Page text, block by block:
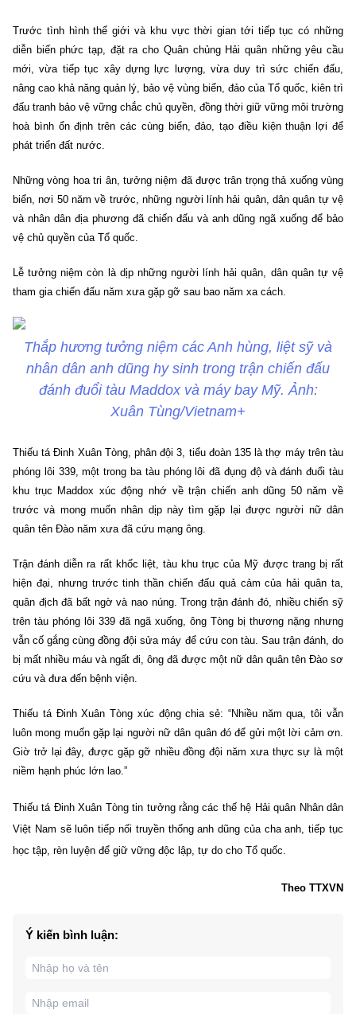
Trước tình hình thế giới và khu vực thời gian tới tiếp tục có những
diễn biến phức tạp, đặt ra cho Quân chủng Hải quân những yêu cầu
mới, vừa tiếp tục xây dựng lực lượng, vừa duy trì sức chiến đấu,
nâng cao khả năng quản lý, bảo vệ vùng biển, đảo của Tổ quốc, kiên trì
đấu tranh bảo vệ vững chắc chủ quyền, đồng thời giữ vững môi trường
hoà bình ổn định trên các cùng biển, đảo, tạo điều kiện thuận lợi để
phát triển đất nước.
Những vòng hoa tri ân, tưởng niệm đã được trân trọng thả xuống vùng
biển, nơi 50 năm về trước, những người lính hải quân, dân quân tự vệ
và nhân dân địa phương đã chiến đấu và anh dũng ngã xuống để bảo
vệ chủ quyền của Tổ quốc.
Lễ tưởng niệm còn là dịp những người lính hải quân, dân quân tự vệ
tham gia chiến đấu năm xưa gặp gỡ sau bao năm xa cách.
Thắp hương tưởng niệm các Anh hùng, liệt sỹ và
nhân dân anh dũng hy sinh trong trận chiến đấu
đánh đuổi tàu Maddox và máy bay Mỹ. Ảnh:
Xuân Tùng/Vietnam+
Thiếu tá Đinh Xuân Tòng, phân đội 3, tiểu đoàn 135 là thợ máy trên tàu
phóng lôi 339, một trong ba tàu phóng lôi đã đụng độ và đánh đuổi tàu
khu trục Maddox xúc động nhớ về trận chiến anh dũng 50 năm về
trước và mong muốn nhân dịp này tìm gặp lại được người nữ dân
quân tên Đào năm xưa đã cứu mạng ông.
Trận đánh diễn ra rất khốc liệt, tàu khu trục của Mỹ được trang bị rất
hiện đại, nhưng trước tinh thần chiến đấu quả cảm của hải quân ta,
quân địch đã bất ngờ và nao núng. Trong trận đánh đó, nhiều chiến sỹ
trên tàu phóng lôi 339 đã ngã xuống, ông Tòng bị thương nặng nhưng
vẫn cố gắng cùng đồng đội sửa máy để cứu con tàu. Sau trận đánh, do
bị mất nhiều máu và ngất đi, ông đã được một nữ dân quân tên Đào sơ
cứu và đưa đến bệnh viện.
Thiếu tá Đinh Xuân Tòng xúc động chia sẻ: “Nhiều năm qua, tôi vẫn
luôn mong muốn gặp lại người nữ dân quân đó để gửi một lời cảm ơn.
Giờ trở lại đây, được gặp gỡ nhiều đồng đội năm xưa thực sự là một
niềm hạnh phúc lớn lao.”
Thiếu tá Đinh Xuân Tòng tin tưởng rằng các thế hệ Hải quân Nhân dân
Việt Nam sẽ luôn tiếp nối truyền thống anh dũng của cha anh, tiếp tục
học tập, rèn luyện để giữ vững độc lập, tự do cho Tổ quốc.
Theo TTXVN
Ý kiến bình luận: